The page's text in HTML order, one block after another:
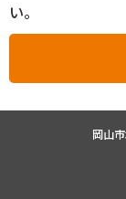
い。
岡山